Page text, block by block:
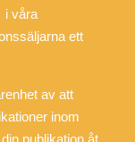
i våra
ett
av att
inom
publikation åt